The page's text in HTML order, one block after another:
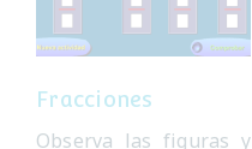
Fracciones
Observa las figuras y